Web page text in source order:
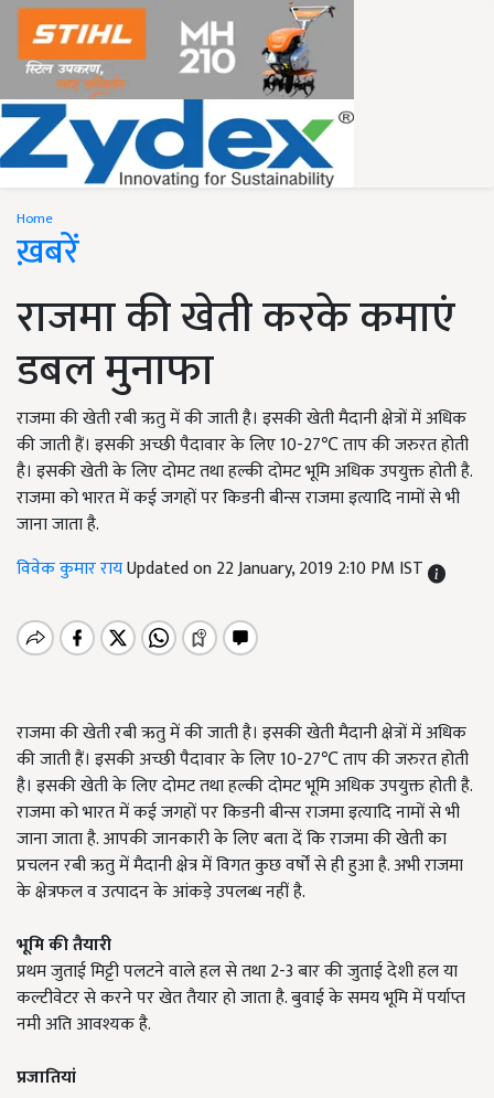
Home
ख़बरें
राजमा की खेती करके कमाएं
डबल मुनाफा
राजमा की खेती रबी ऋतु में की जाती है। इसकी खेती मैदानी क्षेत्रों में अधिक
की जाती हैं। इसकी अच्छी पैदावार के लिए 10-27℃ ताप की जरुरत होती
है। इसकी खेती के लिए दोमट तथा हल्की दोमट भूमि अधिक उपयुक्त होती है.
राजमा को भारत में कई जगहों पर किडनी बीन्स राजमा इत्यादि नामों से भी
जाना जाता है.
विवेक कुमार रायUpdated on 22 January, 2019 2:10 PM IST
राजमा की खेती रबी ऋतु में की जाती है। इसकी खेती मैदानी क्षेत्रों में अधिक
की जाती हैं। इसकी अच्छी पैदावार के लिए 10-27℃ ताप की जरुरत होती
है। इसकी खेती के लिए दोमट तथा हल्की दोमट भूमि अधिक उपयुक्त होती है.
राजमा को भारत में कई जगहों पर किडनी बीन्स राजमा इत्यादि नामों से भी
जाना जाता है. आपकी जानकारी के लिए बता दें कि राजमा की खेती का
प्रचलन रबी ऋतु में मैदानी क्षेत्र में विगत कुछ वर्षों से ही हुआ है. अभी राजमा
के क्षेत्रफल व उत्पादन के आंकड़े उपलब्ध नहीं है.
भूमि की तैयारी
प्रथम जुताई मिट्टी पलटने वाले हल से तथा 2-3 बार की जुताई देशी हल या
कल्टीवेटर से करने पर खेत तैयार हो जाता है. बुवाई के समय भूमि में पर्याप्त
नमी अति आवश्यक है.
प्रजातियां